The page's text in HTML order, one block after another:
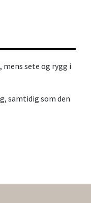
sete og rygg i
samtidig som den